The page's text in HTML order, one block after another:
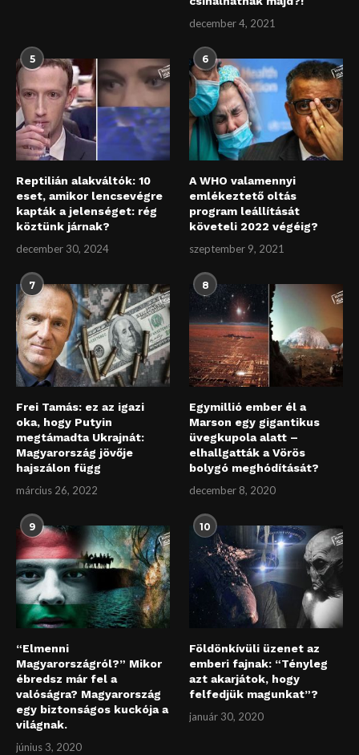
december 4, 2021
5
Reptilián alakváltók: 10
eset, amikor lencsevégre
kapták a jelenséget: rég
köztünk járnak?
december 30, 2024
6
A WHO valamennyi
emlékeztető oltás
program leállítását
követeli 2022 végéig?
szeptember 9, 2021
7
Frei Tamás: ez az igazi
oka, hogy Putyin
megtámadta Ukrajnát:
Magyarország jövője
hajszálon függ
március 26, 2022
8
Egymillió ember él a
Marson egy gigantikus
üvegkupola alatt –
elhallgatták a Vörös
bolygó meghódítását?
december 8, 2020
9
“Elmenni
Magyarországról?” Mikor
ébredsz már fel a
valóságra? Magyarország
egy biztonságos kuckója a
világnak.
június 3, 2020
10
Földönkívüli üzenet az
emberi fajnak: “Tényleg
azt akarjátok, hogy
felfedjük magunkat”?
január 30, 2020